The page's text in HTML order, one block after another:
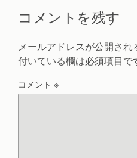
コメントを残す
メールアドレスが公開され
付いている欄は必須項目で
コメント ※